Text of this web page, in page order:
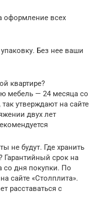
оформление всех
Без нее ваши
квартире?
мебель — 24 месяца со
утверждают на сайте
двух лет
не будут. Где хранить
Гарантийный срок на
со дня покупки. По
сайте «Столплита».
расставаться с